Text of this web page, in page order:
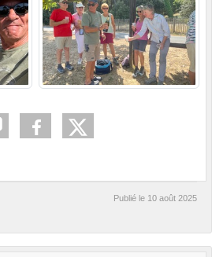
Publié le 10 août 2025